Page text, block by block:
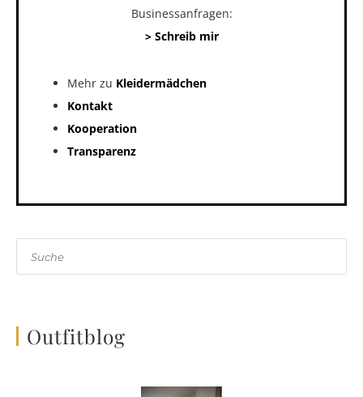
Businessanfragen:
> Schreib mir
Mehr zu Kleidermädchen
Kontakt
Kooperation
Transparenz
Outfitblog